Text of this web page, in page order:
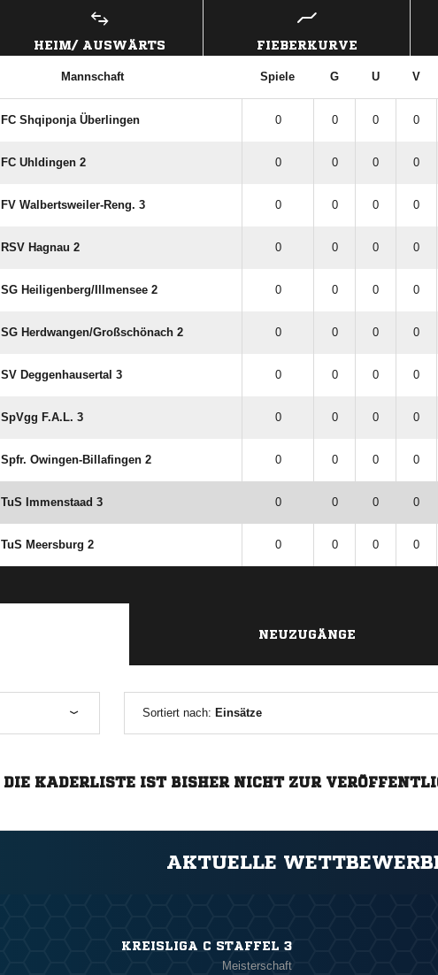
HEIM/ AUSWÄRTS FIEBERKURVE
Mannschaft Spiele G U V
FC Shqiponja Überlingen 0 0 0 0
FC Uhldingen 2 0 0 0 0
FV Walbertsweiler-Reng. 3 0 0 0 0
RSV Hagnau 2 0 0 0 0
SG Heiligenberg/​Illmensee 2 0 0 0 0
SG Herdwangen/​Großschönach 2 0 0 0 0
SV Deggenhausertal 3 0 0 0 0
SpVgg F.A.L. 3 0 0 0 0
Spfr. Owingen-Billafingen 2 0 0 0 0
TuS Immenstaad 3 0 0 0 0
TuS Meersburg 2 0 0 0 0
NEUZUGÄNGE
Sortiert nach: Einsätze
DIE KADERLISTE IST BISHER NICHT ZUR
AKTUELLE
KREISLIGA C STAFFEL 3
Meisterschaft